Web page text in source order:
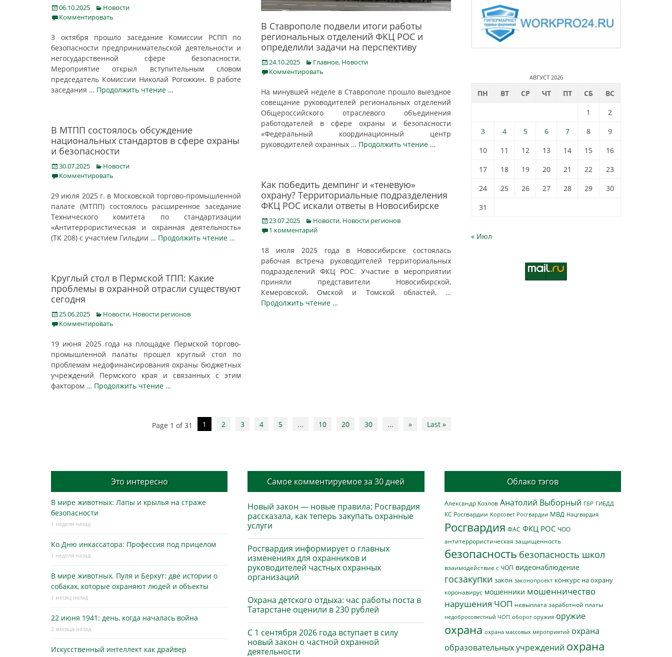
В Ставрополе подвели итоги работы
региональных отделений ФКЦ РОС и
определили задачи на перспективу
Posted
on
24.10.2025 Categories
Главное, Новости
Комментировать
На минувшей неделе в Ставрополе прошло выездное
совещание руководителей региональных отделений
Общероссийского отраслевого объединения
работодателей в сфере охраны и безопасности
«Федеральный координационный центр
руководителей охранных … Продолжить чтение …
Posted
on
06.10.2025 Categories
Новости
Комментировать
3 октября прошло заседание Комиссии РСПП по
безопасности предпринимательской деятельности и
негосударственной сфере безопасности.
Мероприятие открыл вступительным словом
председатель Комиссии Николай Рогожкин. В работе
заседания … Продолжить чтение …
В МТПП состоялось обсуждение
национальных стандартов в сфере охраны
и безопасности
Posted
on
30.07.2025 Categories
Новости
Комментировать
29 июля 2025 г. в Московской торгово-промышленной
палате (МТПП) состоялось расширенное заседание
Технического комитета по стандартизации
«Антитеррористическая и охранная деятельность»
(ТК 208) с участием Гильдии … Продолжить чтение …
Как победить демпинг и «теневую»
охрану? Территориальные подразделения
ФКЦ РОС искали ответы в Новосибирске
Posted
on
23.07.2025 Categories
Новости, Новости регионов
1 комментарий
18 июля 2025 года в Новосибирске состоялась
рабочая встреча руководителей территориальных
подразделений ФКЦ РОС. Участие в мероприятии
приняли представители Новосибирской,
Кемеровской, Омской и Томской областей, …
Продолжить чтение …
Круглый стол в Пермской ТПП: Какие
проблемы в охранной отрасли существуют
сегодня
Posted
on
25.06.2025 Categories
Новости, Новости регионов
Комментировать
19 июня 2025 года на площадке Пермской торгово-
промышленной палаты прошел круглый стол по
проблемам недофинансирования охраны бюджетных
учреждений Пермского края и связанных с этим
фактором … Продолжить чтение …
Page 1 of 31 1 2 3 4 5 ... 10 20 30 ... » Last »
АВГУСТ 2026
ПН ВТ СР ЧТ ПТ СБ
ВС
1
2
3
4 5 6 7 8
9
10
11 12 13 14 15
16
17
18 19 20 21 22
23
24
25 26 27 28 29
30
31
« Июл
Это интересно
В мире животных: Лапы и крылья на страже
безопасности
1 неделя назад
Ко Дню инкассатора: Профессия под прицелом
1 неделя назад
В мире животных. Пуля и Беркут: две истории о
собаках, которые охраняют людей и объекты
1 месяц назад
22 июня 1941: день, когда началась война
2 месяца назад
Искусственный интеллект как драйвер
Самое комментируемое за 30 дней
Новый закон — новые правила: Росгвардия
рассказала, как теперь закупать охранные
услуги
Росгвардия информирует о главных
изменениях для охранников и
руководителей частных охранных
организаций
Охрана детского отдыха: час работы поста в
Татарстане оценили в 230 рублей
С 1 сентября 2026 года вступает в силу
новый закон о частной охранной
деятельности
Облако тэгов
Александр Козлов Анатолий Выборный ГБР ГИБДД
КС Росгвардии Корсовет Росгвардии МВД Нацгвардия
Росгвардия ФАС ФКЦ РОС ЧОО
антитеррористическая защищенность
безопасность безопасность школ
взаимодействие с ЧОП видеонаблюдение
госзакупки закон законопроект конкурс на охрану
коронавирус мошенники мошенничество
нарушения ЧОП невыплата заработной платы
недобросовестный ЧОП оборот оружия оружие
охрана охрана массовых мероприятий охрана
образовательных учреждений охрана